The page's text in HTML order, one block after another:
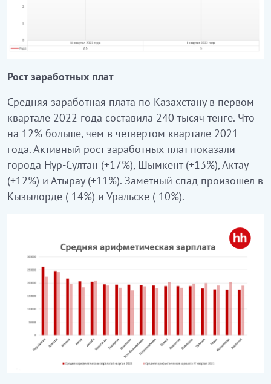
Рост заработных плат
Средняя заработная плата по Казахстану в первом
квартале 2022 года составила 240 тысяч тенге. Что
на 12% больше, чем в четвертом квартале 2021
года. Активный рост заработных плат показали
города Нур-Султан (+17%), Шымкент (+13%), Актау
(+12%) и Атырау (+11%). Заметный спад произошел в
Кызылорде (-14%) и Уральске (-10%).